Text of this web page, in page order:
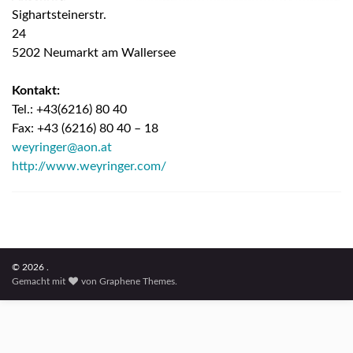
Sighartsteinerstr.
24
5202 Neumarkt am Wallersee
Kontakt:
Tel.: +43(6216) 80 40
Fax: +43 (6216) 80 40 – 18
weyringer@aon.at
http://www.weyringer.com/
© 2026 .
Gemacht mit
vonGraphene Themes